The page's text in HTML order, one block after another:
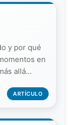
y por qué
en
allá...
ARTÍCULO